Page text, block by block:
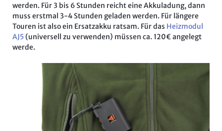
werden. Für 3 bis 6 Stunden reicht eine Akkuladung, dann
muss erstmal 3-4 Stunden geladen werden. Für längere
Touren ist also ein Ersatzakku ratsam. Für das Heizmodul
AJ5(universell zu verwenden) müssen ca. 120€ angelegt
werde.